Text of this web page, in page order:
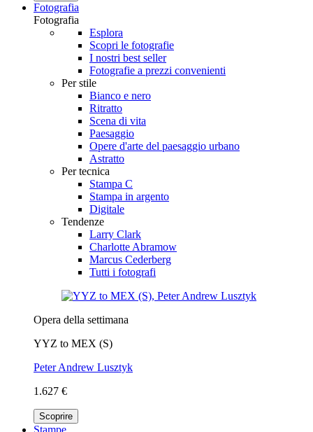
Fotografia
Fotografia
Esplora
Scopri le fotografie
I nostri best seller
Fotografie a prezzi convenienti
Per stile
Bianco e nero
Ritratto
Scena di vita
Paesaggio
Opere d'arte del paesaggio urbano
Astratto
Per tecnica
Stampa C
Stampa in argento
Digitale
Tendenze
Larry Clark
Charlotte Abramow
Marcus Cederberg
Tutti i fotografi
Opera della settimana
YYZ to MEX (S)
Peter Andrew Lusztyk
1.627 €
Scoprire
Stampe